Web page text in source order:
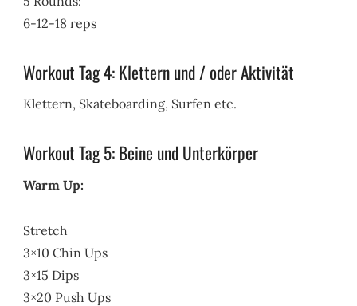
6-12-18 reps
Workout Tag 4: Klettern und / oder Aktivität
Klettern, Skateboarding, Surfen etc.
Workout Tag 5: Beine und Unterkörper
Warm Up:
Stretch
3×10 Chin Ups
3×15 Dips
3×20 Push Ups